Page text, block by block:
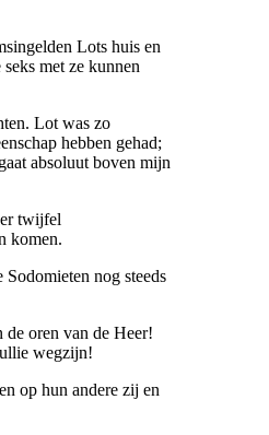
Lots huis en
met ze kunnen
Lot was zo
hebben gehad;
absoluut boven mijn
twijfel
komen.
nog steeds
de oren van de Heer!
wegzijn!
op hun andere zij en